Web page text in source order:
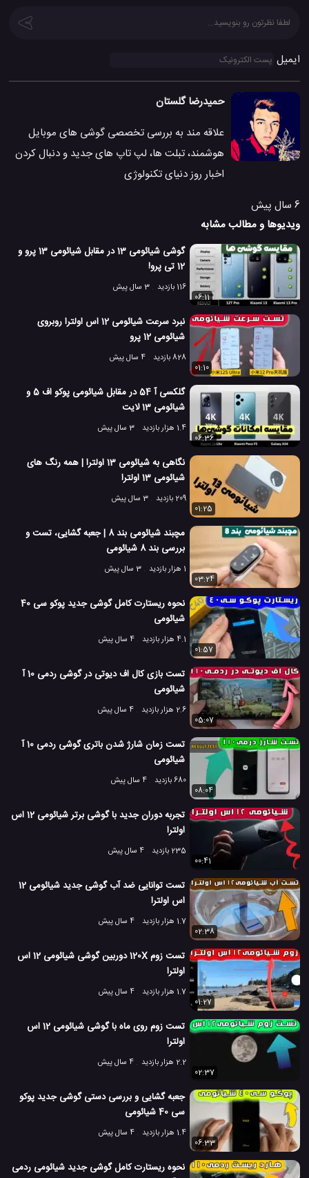
ایمیل
حمیدرضا گلستان
علاقه مند به بررسی تخصصی گوشی های موبایل
هوشمند، تبلت ها، لپ تاپ های جدید و دنبال کردن
اخبار روز دنیای تکنولوژی
6 سال پیش
ویدیوها و مطالب مشابه
گوشی شیائومی 13 در مقابل شیائومی 13 پرو و
12 تی پرو!
116 بازدید
3 سال پیش
06:11
نبرد سرعت شیائومی 12 اس اولترا روبروی
شیائومی 12 پرو
828 بازدید
4 سال پیش
01:10
گلکسی آ 54 در مقابل شیائومی پوکو اف 5 و
شیائومی 13 لایت
1.4 هزار بازدید
3 سال پیش
06:36
نگاهی به شیائومی 13 اولترا | همه رنگ های
شیائومی 13 اولترا
209 بازدید
3 سال پیش
01:25
مچبند شیائومی بند 8 | جعبه گشایی، تست و
بررسی بند 8 شیائومی
1 هزار بازدید
3 سال پیش
03:24
نحوه ریستارت کامل گوشی جدید پوکو سی 40
شیائومی
4.1 هزار بازدید
4 سال پیش
01:57
تست بازی کال اف دیوتی در گوشی ردمی 10 آ
شیائومی
2.6 هزار بازدید
4 سال پیش
05:07
تست زمان شارژ شدن باتری گوشی ردمی 10 آ
شیائومی
680 بازدید
4 سال پیش
08:04
تجربه دوران جدید با گوشی برتر شیائومی 12 اس
اولترا
235 بازدید
4 سال پیش
00:41
تست توانایی ضد آب گوشی جدید شیائومی 12
اس اولترا
1.7 هزار بازدید
4 سال پیش
02:38
تست زوم 120X دوربین گوشی شیائومی 12 اس
اولترا
1.7 هزار بازدید
4 سال پیش
01:27
تست زوم روی ماه با گوشی شیائومی 12 اس
اولترا
2.2 هزار بازدید
4 سال پیش
02:37
جعبه گشایی و بررسی دستی گوشی جدید پوکو
سی 40 شیائومی
1.4 هزار بازدید
4 سال پیش
06:33
نحوه ریستارت کامل گوشی جدید شیائومی ردمی